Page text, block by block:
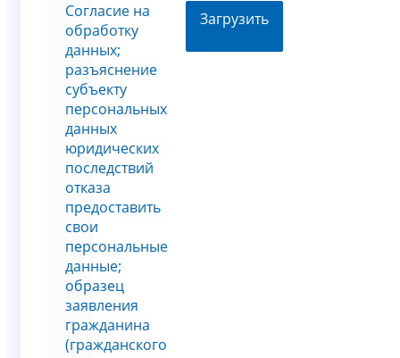
Согласие на
обработку
данных;
разъяснение
субъекту
персональных
данных
юридических
последствий
отказа
предоставить
свои
персональные
данные;
образец
заявления
гражданина
(гражданского
Загрузить